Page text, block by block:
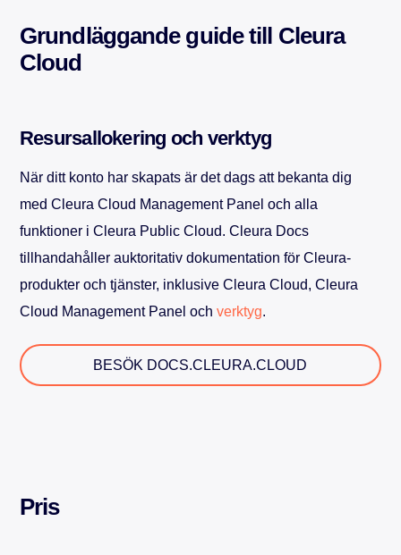
Grundläggande guide till Cleura
Cloud
Resursallokering och verktyg
När ditt konto har skapats är det dags att bekanta dig
med Cleura Cloud Management Panel och alla
funktioner i Cleura Public Cloud. Cleura Docs
tillhandahåller auktoritativ dokumentation för Cleura-
produkter och tjänster, inklusive Cleura Cloud, Cleura
Cloud Management Panel och verktyg.
BESÖK DOCS.CLEURA.CLOUD
Pris